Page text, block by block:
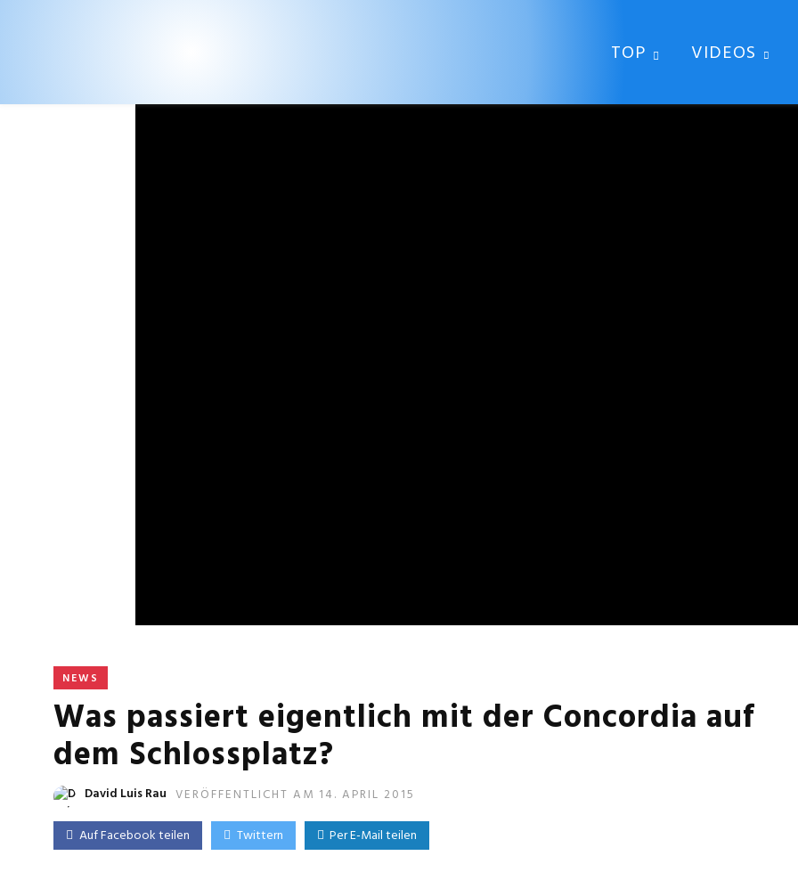
TOP VIDEOS
NEWS
Was passiert eigentlich mit der Concordia auf
dem Schlossplatz?
David Luis Rau VERÖFFENTLICHT AM 14. APRIL 2015
Auf Facebook teilen Twittern Per E-Mail teilen